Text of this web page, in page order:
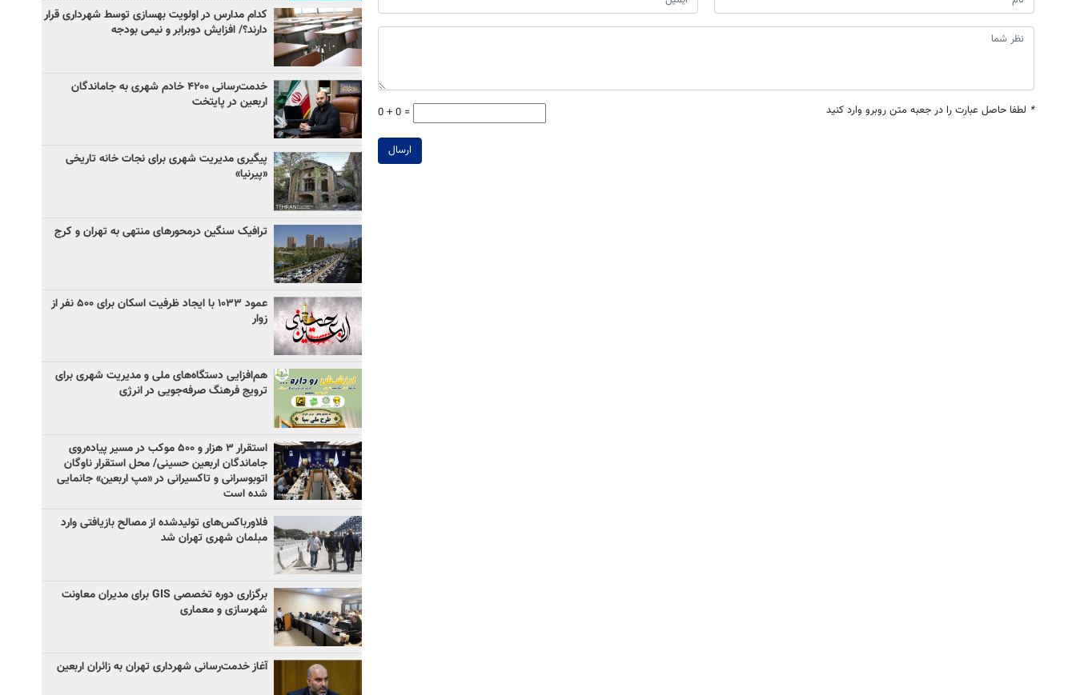
* لطفا حاصل عبارت را در جعبه متن روبرو وارد کنید 0 + 0 =
ارسال
کدام مدارس در اولویت بهسازی توسط شهرداری قرار
دارند؟/ افزایش دوبرابر و نیمی بودجه
خدمت‌رسانی ۴۲۰۰ خادم شهری به جاماندگان
اربعین در پایتخت
پیگیری مدیریت شهری برای نجات خانه تاریخی
«پیرنیا»
ترافیک سنگین درمحورهای منتهی به تهران و کرج
عمود ۱۰۳۳ با ایجاد ظرفیت اسکان برای ۵۰۰ نفر از
زوار
هم‌افزایی دستگاه‌های ملی و مدیریت شهری برای
ترویج فرهنگ صرفه‌جویی در انرژی
استقرار ۳ هزار و ۵۰۰ موکب در مسیر پیاده‌روی
جاماندگان اربعین حسینی/ محل استقرار ناوگان
اتوبوسرانی و تاکسیرانی در «مپ اربعین» جانمایی
شده است
فلاورباکس‌های تولیدشده از مصالح بازیافتی وارد
مبلمان شهری تهران شد
برگزاری دوره تخصصی GIS برای مدیران معاونت
شهرسازی و معماری
آغاز خدمت‌رسانی شهرداری تهران به زائران اربعین